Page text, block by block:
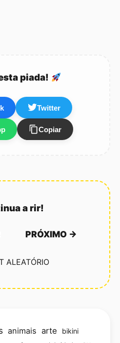
piada!
Twitter
Copiar
a rir!
PRÓXIMO →
ALEATÓRIO
animais arte bikini